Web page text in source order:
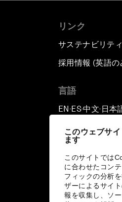
このウェブサ
ます
このサイトでは
に合わせたコン
フィックの分析
ザーによるサイ
報を収集し、ソ
リンク
サステナビリテ
採用情報 (英語の
言語
EN ▪ ES▪中文▪ 日本